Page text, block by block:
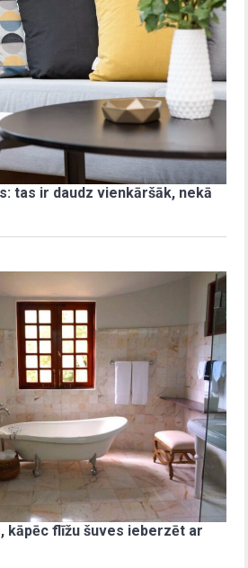
tas ir daudz vienkāršāk, nekā
kāpēc flīžu šuves ieberzēt ar